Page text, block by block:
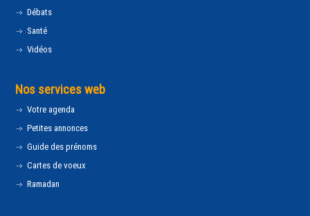
Débats
Santé
Vidéos
Nos services web
Votre agenda
Petites annonces
Guide des prénoms
Cartes de voeux
Ramadan